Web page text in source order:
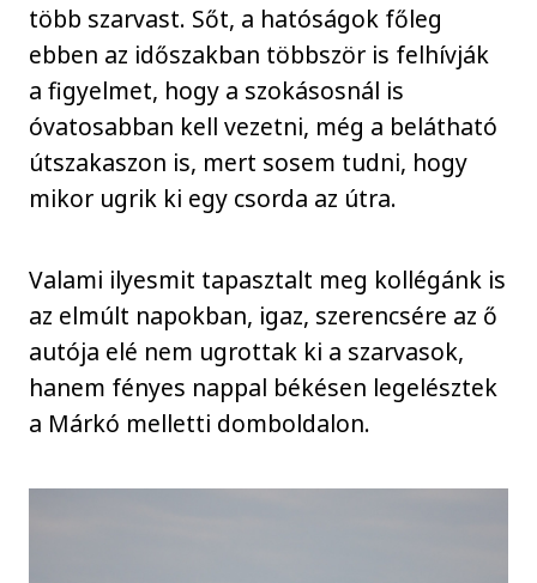
több szarvast. Sőt, a hatóságok főleg
ebben az időszakban többször is felhívják
a figyelmet, hogy a szokásosnál is
óvatosabban kell vezetni, még a belátható
útszakaszon is, mert sosem tudni, hogy
mikor ugrik ki egy csorda az útra.
Valami ilyesmit tapasztalt meg kollégánk is
az elmúlt napokban, igaz, szerencsére az ő
autója elé nem ugrottak ki a szarvasok,
hanem fényes nappal békésen legelésztek
a Márkó melletti domboldalon.